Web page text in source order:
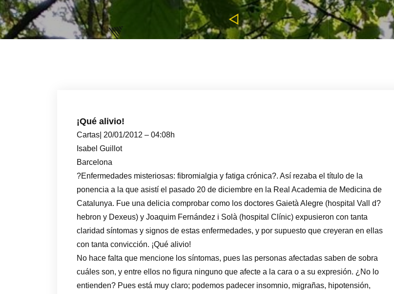
¡Qué alivio!
Cartas| 20/01/2012 – 04:08h
Isabel Guillot
Barcelona
?Enfermedades misteriosas: fibromialgia y fatiga crónica?. Así rezaba el título de la
ponencia a la que asistí el pasado 20 de diciembre en la Real Academia de Medicina de
Catalunya. Fue una delicia comprobar como los doctores Gaietà Alegre (hospital Vall d?
hebron y Dexeus) y Joaquim Fernández i Solà (hospital Clínic) expusieron con tanta
claridad síntomas y signos de estas enfermedades, y por supuesto que creyeran en ellas
con tanta convicción. ¡Qué alivio!
No hace falta que mencione los síntomas, pues las personas afectadas saben de sobra
cuáles son, y entre ellos no figura ninguno que afecte a la cara o a su expresión. ¿No lo
entienden? Pues está muy claro; podemos padecer insomnio, migrañas, hipotensión,